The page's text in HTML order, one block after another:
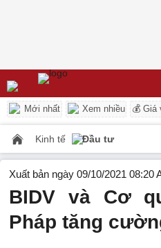
Mới nhất Xem nhiều 💰 Giá
Kinh tế Đầu tư
Xuất bản ngày 09/10/2021 08:20
BIDV và Cơ
Pháp tăng